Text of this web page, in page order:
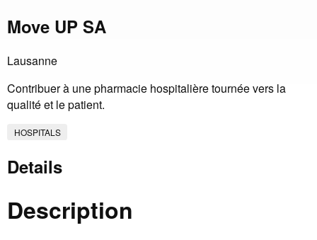
Move UP SA
Lausanne
Contribuer à une pharmacie hospitalière tournée vers la
qualité et le patient.
HOSPITALS
Details
Description